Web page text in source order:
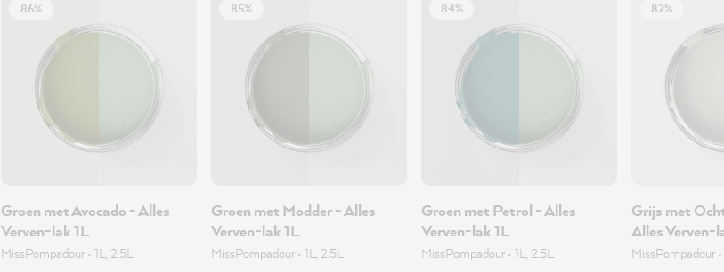
86%
Groen met Avocado - Alles
Verven-lak 1L
MissPompadour • 1L, 2.5L
85%
Groen met Modder - Alles
Verven-lak 1L
MissPompadour • 1L, 2.5L
84%
Groen met Petrol - Alles
Verven-lak 1L
MissPompadour • 1L, 2.5L
82%
Grijs met
Alles Verven-
MissPompadour •